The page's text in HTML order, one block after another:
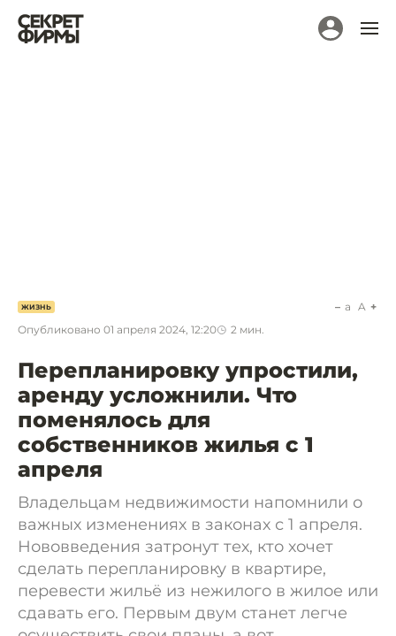
ЖИЗНЬ
Опубликовано 01 апреля 2024, 12:20 2 мин.
a A
Перепланировку упростили,
аренду усложнили. Что
поменялось для
собственников жилья с 1
апреля
Владельцам недвижимости напомнили о
важных изменениях в законах с 1 апреля.
Нововведения затронут тех, кто хочет
сделать перепланировку в квартире,
перевести жильё из нежилого в жилое или
сдавать его. Первым двум станет легче